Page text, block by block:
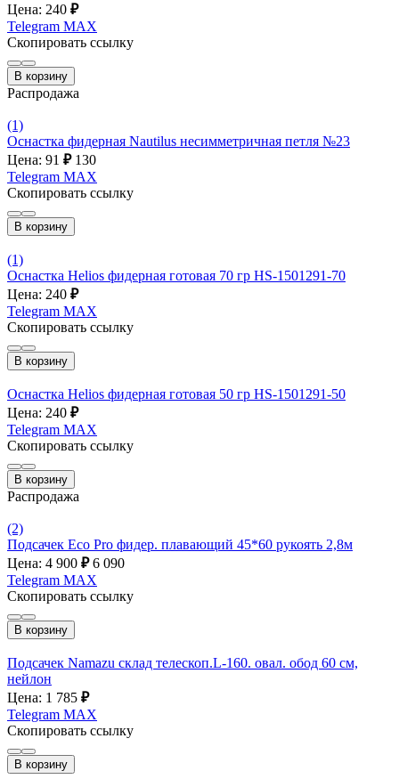
Цена: 240 ₽
Telegram MAX
Скопировать ссылку
В корзину
Распродажа
(1)
Оснастка фидерная Nautilus несимметричная петля №23
Цена: 91 ₽ 130
Telegram MAX
Скопировать ссылку
В корзину
(1)
Оснастка Helios фидерная готовая 70 гр HS-1501291-70
Цена: 240 ₽
Telegram MAX
Скопировать ссылку
В корзину
Оснастка Helios фидерная готовая 50 гр HS-1501291-50
Цена: 240 ₽
Telegram MAX
Скопировать ссылку
В корзину
Распродажа
(2)
Подсачек Eco Pro фидер. плавающий 45*60 рукоять 2,8м
Цена: 4 900 ₽ 6 090
Telegram MAX
Скопировать ссылку
В корзину
Подсачек Namazu склад телескоп.L-160. овал. обод 60 см,
нейлон
Цена: 1 785 ₽
Telegram MAX
Скопировать ссылку
В корзину